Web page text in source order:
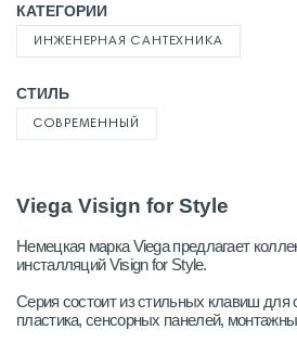
КАТЕГОРИИ
ИНЖЕНЕРНАЯ САНТЕХНИКА
СТИЛЬ
СОВРЕМЕННЫЙ
Viega Visign for Style
Немецкая марка Viega предлагает
инсталляций Visign for Style.
Серия состоит из стильных клавиш для
пластика, сенсорных панелей,